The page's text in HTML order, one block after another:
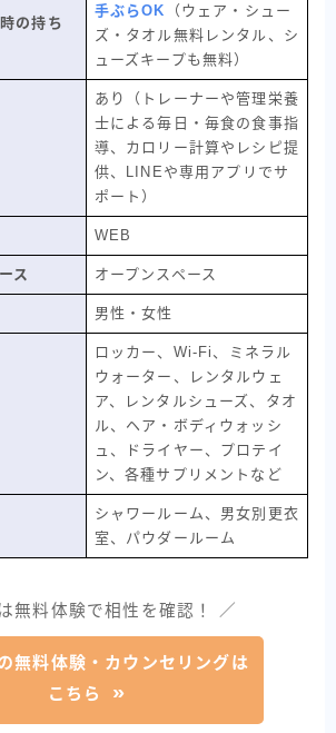
の持ち
手ぶらOK （ウェア・シュー
ズ・タオル無料レンタル、シ
ューズキープも無料）
あり（トレーナーや管理栄養
士による毎日・毎食の食事指
導、カロリー計算やレシピ提
供、LINEや専用アプリでサ
ポート）
WEB
ス オープンスペース
男性・女性
ロッカー、Wi-Fi、ミネラル
ウォーター、レンタルウェ
ア、レンタルシューズ、タオ
ル、ヘア・ボディウォッシ
ュ、ドライヤー、プロテイ
ン、各種サプリメントなど
シャワールーム、男女別更衣
室、パウダールーム
無料体験で相性を確認！ ／
無料体験・カウンセリングは
こちら